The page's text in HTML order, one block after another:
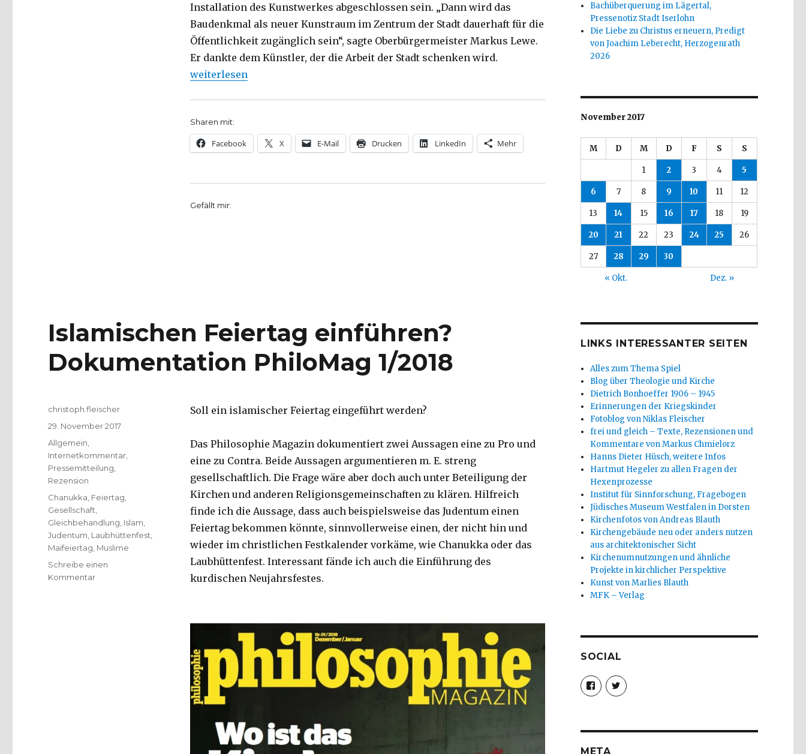
Installation des Kunstwerkes abgeschlossen sein. „Dann wird das
Baudenkmal als neuer Kunstraum im Zentrum der Stadt dauerhaft für die
Öffentlichkeit zugänglich sein“, sagte Oberbürgermeister Markus Lewe.
Er dankte dem Künstler, der die Arbeit der Stadt schenken wird.
„Foucaultsches Pendel von Gerhard Richter, Pressemeldung, Münster 2017“
weiterlesen
Sharen mit:
Facebook X E-Mail Drucken LinkedIn Mehr
Gefällt mir:
Islamischen Feiertag einführen?
Dokumentation PhiloMag 1/2018
Soll ein islamischer Feiertag eingeführt werden?
Das Philosophie Magazin dokumentiert zwei Aussagen eine zu Pro und
eine zu Contra. Beide Aussagen argumentieren m. E. streng
gesellschaftlich. Die Frage wäre aber doch auch unter Beteiligung der
Kirchen und anderen Religionsgemeinschaften zu klären. Hilfreich
finde ich die Aussage, dass auch beispielsweise das Judentum einen
Feiertag bekommen könnte, sinnvollerweise einen, der nicht hin und
wieder im christlichen Festkalender vorkäme, wie Chanukka oder das
Laubhüttenfest. Interessant fände ich auch die Einführung des
kurdischen Neujahrsfestes.
Autor
christoph.fleischer
Veröffentlicht
am
29. November 2017
Kategorien
Allgemein,
Internetkommentar,
Pressemitteilung,
Rezension
Schlagwörter
Chanukka, Feiertag,
Gesellschaft,
Gleichbehandlung, Islam,
Judentum, Laubhüttenfest,
Maifeiertag, Muslime
Schreibe einen
Kommentarzu
Bachüberquerung im Lägertal,
Pressenotiz Stadt Iserlohn
Die Liebe zu Christus erneuern, Predigt
von Joachim Leberecht, Herzogenrath
2026
November 2017
M D M D F S S
1 2 3 4 5
6 7 8 9 10 11 12
13 14 15 16 17 18 19
20 21 22 23 24 25 26
27 28 29 30
« Okt. Dez. »
LINKS INTERESSANTER SEITEN
Alles zum Thema Spiel
Blog über Theologie und Kirche
Dietrich Bonhoeffer 1906 – 1945
Erinnerungen der Kriegskinder
Fotoblog von Niklas Fleischer
frei und gleich – Texte, Rezensionen und
Kommentare von Markus Chmielorz
Hanns Dieter Hüsch, weitere Infos
Hartmut Hegeler zu allen Fragen der
Hexenprozesse
Institut für Sinnforschung, Fragebogen
Jüdisches Museum Westfalen in Dorsten
Kirchenfotos von Andreas Blauth
Kirchengebäude neu oder anders nutzen
aus architektonischer Sicht
Kirchenumnutzungen und ähnliche
Projekte in kirchlicher Perspektive
Kunst von Marlies Blauth
MFK – Verlag
SOCIAL
Profil
von
christoph.fleischer1
anzeigen
Profil
von
anzeigen
META